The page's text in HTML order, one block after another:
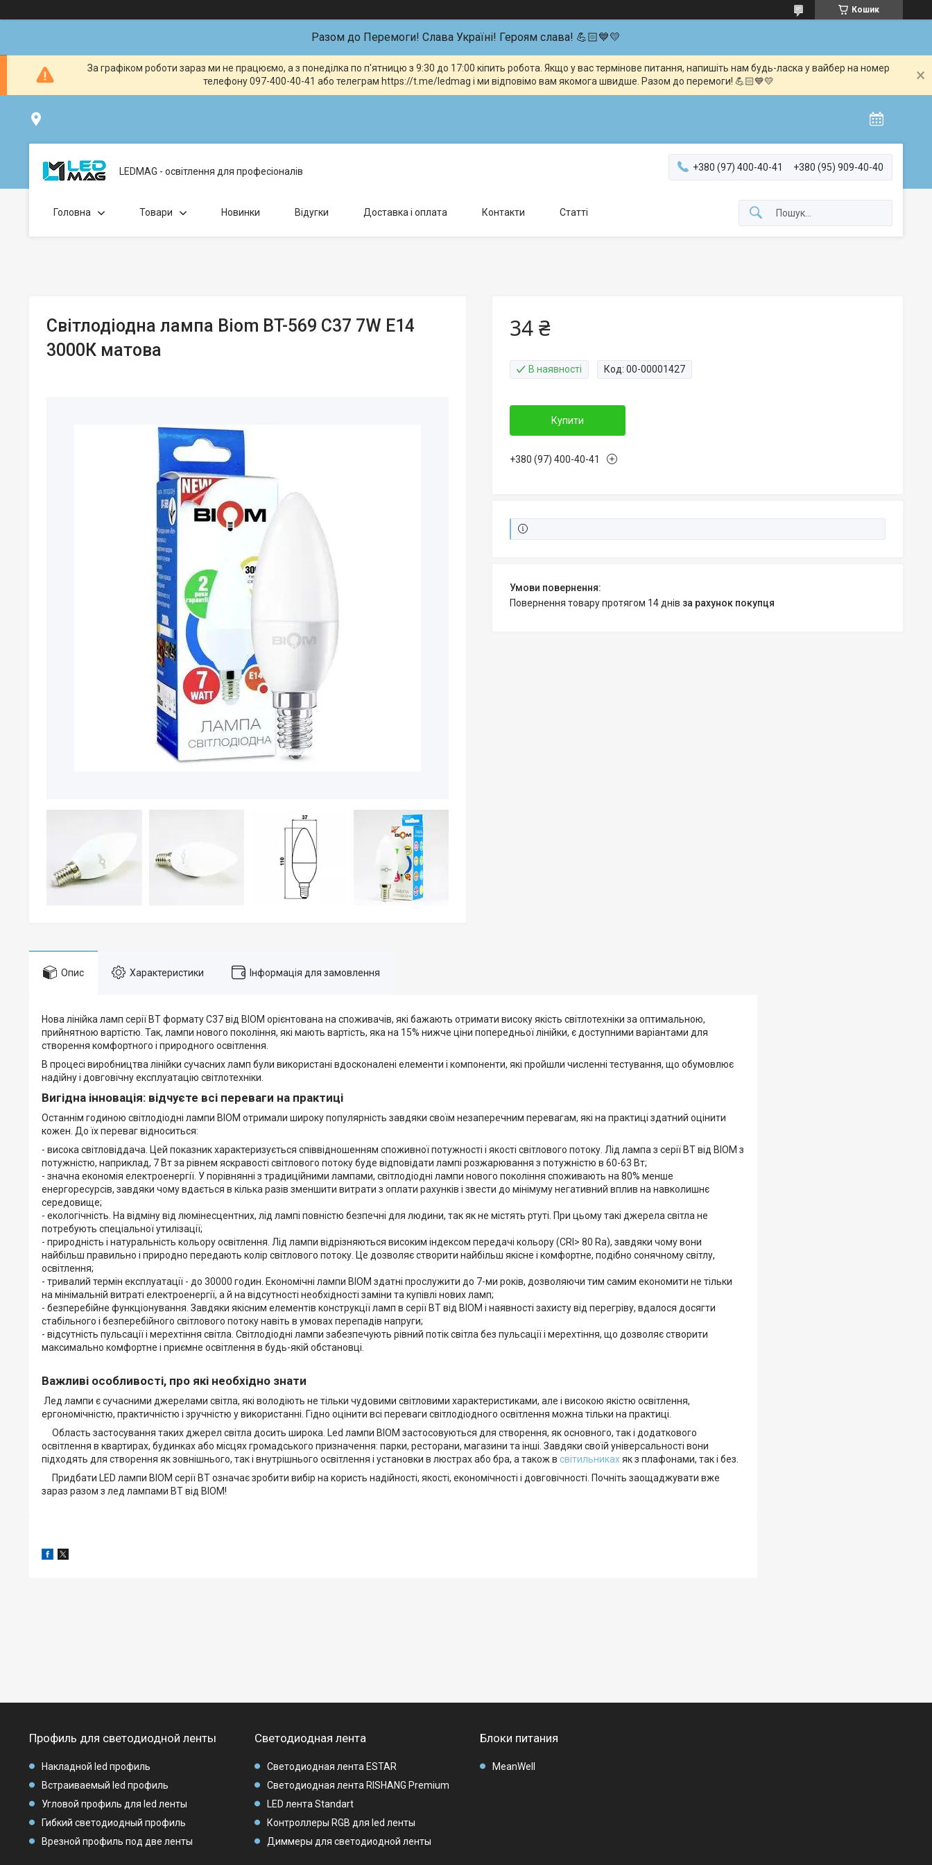
Кошик
Разом до Перемоги! Слава Україні! Героям слава! 💪🏻💙💛
За графіком роботи зараз ми не працюємо, а з понеділка по п'ятницю з 9:30 до 17:00 кіпить робота. Якщо у вас термінове питання, напишіть нам будь-ласка у вайбер на номер
телефону 097-400-40-41 або телеграм https://t.me/ledmag і ми відповімо вам якомога швидше. Разом до перемоги! 💪🏻💙💛
LEDMAG - освітлення для професіоналів +380 (97) 400-40-41 +380 (95) 909-40-40
Головна Товари Новинки Відугки Доставка і оплата Контакти Статті
Світлодіодна лампа Biom BT-569 C37 7W E14
3000К матова
34 ₴
В наявності Код: 00-00001427
Купити
+380 (97) 400-40-41
повернення товару протягом 14 днів за рахунок покупця
Опис Характеристики Інформація для замовлення
Нова лінійка ламп серії ВТ формату С37 від BIOM орієнтована на споживачів, які бажають отримати високу якість світлотехніки за оптимальною,
прийнятною вартістю. Так, лампи нового покоління, які мають вартість, яка на 15% нижче ціни попередньої лінійки, є доступними варіантами для
створення комфортного і природного освітлення.
В процесі виробництва лінійки сучасних ламп були використані вдосконалені елементи і компоненти, які пройшли численні тестування, що обумовлює
надійну і довговічну експлуатацію світлотехніки.
Вигідна інновація: відчуєте всі переваги на практиці
Останнім годиною світлодіодні лампи BIOM отримали широку популярність завдяки своїм незаперечним перевагам, які на практиці здатний оцінити
кожен. До їх переваг відноситься:
- висока світловіддача. Цей показник характеризується співвідношенням споживної потужності і якості світлового потоку. Лід лампа з серії ВТ від BIOM з
потужністю, наприклад, 7 Вт за рівнем яскравості світлового потоку буде відповідати лампі розжарювання з потужністю в 60-63 Вт;
- значна економія електроенергії. У порівнянні з традиційними лампами, світлодіодні лампи нового покоління споживають на 80% менше
енергоресурсів, завдяки чому вдається в кілька разів зменшити витрати з оплати рахунків і звести до мінімуму негативний вплив на навколишнє
середовище;
- екологічність. На відміну від люмінесцентних, лід лампі повністю безпечні для людини, так як не містять ртуті. При цьому такі джерела світла не
потребують спеціальної утилізації;
- природність і натуральність кольору освітлення. Лід лампи відрізняються високим індексом передачі кольору (CRI> 80 Ra), завдяки чому вони
найбільш правильно і природно передають колір світлового потоку. Це дозволяє створити найбільш якісне і комфортне, подібно сонячному світлу,
освітлення;
- тривалий термін експлуатації - до 30000 годин. Економічні лампи BIOM здатні прослужити до 7-ми років, дозволяючи тим самим економити не тільки
на мінімальній витраті електроенергії, а й на відсутності необхідності заміни та купівлі нових ламп;
- безперебійне функціонування. Завдяки якісним елементів конструкції ламп в серії ВТ від BIOM і наявності захисту від перегріву, вдалося досягти
стабільного і безперебійного світлового потоку навіть в умовах перепадів напруги;
- відсутність пульсації і мерехтіння світла. Світлодіодні лампи забезпечують рівний потік світла без пульсації і мерехтіння, що дозволяє створити
максимально комфортне і приємне освітлення в будь-якій обстановці.
Важливі особливості, про які необхідно знати
Лед лампи є сучасними джерелами світла, які володіють не тільки чудовими світловими характеристиками, але і високою якістю освітлення,
ергономічністю, практичністю і зручністю у використанні. Гідно оцінити всі переваги світлодіодного освітлення можна тільки на практиці.
Область застосування таких джерел світла досить широка. Led лампи BIOM застосовуються для створення, як основного, так і додаткового
освітлення в квартирах, будинках або місцях громадського призначення: парки, ресторани, магазини та інші. Завдяки своїй універсальності вони
підходять для створення як зовнішнього, так і внутрішнього освітлення і установки в люстрах або бра, а також в світильникахяк з плафонами, так і без.
Придбати LED лампи BIOM серії ВТ означає зробити вибір на користь надійності, якості, економічності і довговічності. Почніть заощаджувати вже
зараз разом з лед лампами ВТ від BIOM!
Профиль для светодиодной ленты
Накладной led профиль
Встраиваемый led профиль
Угловой профиль для led ленты
Гибкий светодиодный профиль
Врезной профиль под две ленты
Светодиодная лента
Светодиодная лента ESTAR
Светодиодная лента RISHANG Premium
LED лента Standart
Контроллеры RGB для led ленты
Диммеры для светодиодной ленты
Блоки питания
MeanWell